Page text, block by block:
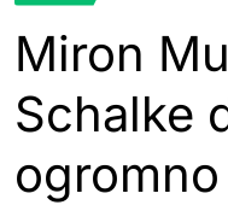
Miron
Schalke